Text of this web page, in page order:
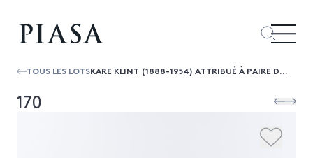
TOUS LES LOTS KARE KLINT (1888-1954) ATTRIBUÉ À PAIRE DE FAUTEUILS SAFARI
170